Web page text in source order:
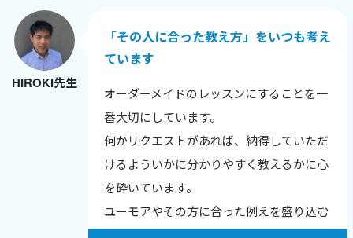
HIROKI先生
「その人に合った教え方」をいつも考え
ています
オーダーメイドのレッスンにすることを一
番大切にしています。
何かリクエストがあれば、納得していただ
けるよういかに分かりやすく教えるかに心
を砕いています。
ユーモアやその方に合った例えを盛り込む